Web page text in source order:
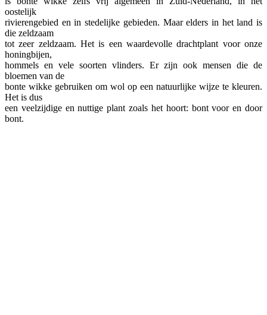
oostelijk
rivierengebied en in stedelijke gebieden. Maar elders in het land is
die zeldzaam
tot zeer zeldzaam. Het is een waardevolle drachtplant voor onze
honingbijen,
hommels en vele soorten vlinders. Er zijn ook mensen die de
bloemen van de
bonte wikke gebruiken om wol op een natuurlijke wijze te kleuren.
Het is dus
een veelzijdige en nuttige plant zoals het hoort: bont voor en door
bont.